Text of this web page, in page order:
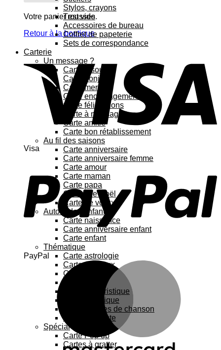
Votre panier est vide.
Retour à la boutique
Visa
PayPal
Stylos, crayons
Trousses
Accessoires de bureau
Coffret de papeterie
Sets de correspondance
Carterie
Un message ?
Carte bisous
Carte bonjour
Carte merci
Carte encouragement
Carte félicitations
Carte à message
Carte amitié
Carte bon rétablissement
Au fil des saisons
Carte anniversaire
Carte anniversaire femme
Carte amour
Carte maman
Carte papa
Cartes de Noël
Carte de vœux
Autour de l’enfant
Carte naissance
Carte anniversaire enfant
Carte enfant
Thématique
Carte astrologie
Carte Animaux
Carte chat
Carte humoristique
Carte botanique
Carte Paroles de chanson
Carte féministe
Spécial
Carte Pop up
Cartes à gratter